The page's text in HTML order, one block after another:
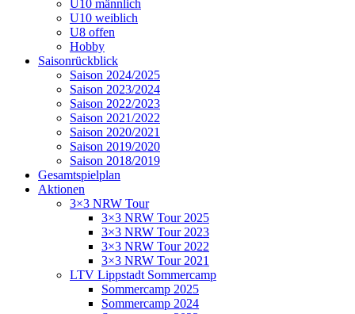
U10 männlich
U10 weiblich
U8 offen
Hobby
Saisonrückblick
Saison 2024/2025
Saison 2023/2024
Saison 2022/2023
Saison 2021/2022
Saison 2020/2021
Saison 2019/2020
Saison 2018/2019
Gesamtspielplan
Aktionen
3×3 NRW Tour
3×3 NRW Tour 2025
3×3 NRW Tour 2023
3×3 NRW Tour 2022
3×3 NRW Tour 2021
LTV Lippstadt Sommercamp
Sommercamp 2025
Sommercamp 2024